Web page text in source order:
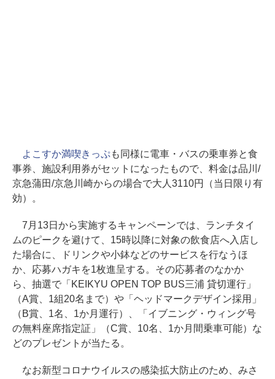
よこすか満喫きっぷも同様に電車・バスの乗車券と食
事券、施設利用券がセットになったもので、料金は品川/
京急蒲田/京急川崎からの場合で大人3110円（当日限り有
効）。
7月13日から実施するキャンペーンでは、ランチタイ
ムのピークを避けて、15時以降に対象の飲食店へ入店し
た場合に、ドリンクや小鉢などのサービスを行なうほ
か、応募ハガキを1枚進呈する。その応募者のなかか
ら、抽選で「KEIKYU OPEN TOP BUS三浦 貸切運行」
（A賞、1組20名まで）や「ヘッドマークデザイン採用」
（B賞、1名、1か月運行）、「イブニング・ウィング号
の無料座席指定証」（C賞、10名、1か月間乗車可能）な
どのプレゼントが当たる。
なお新型コロナウイルスの感染拡大防止のため、みさ